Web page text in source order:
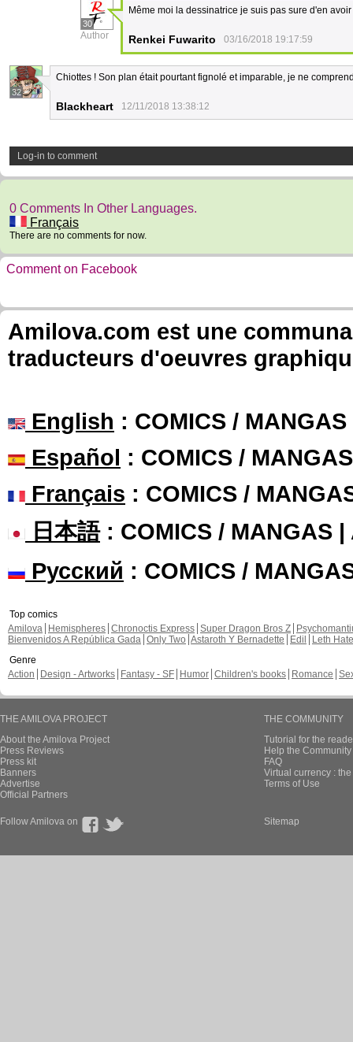
30
Author
Même moi la dessinatrice je suis pas sure d'en
Renkei Fuwarito 03/16/2018 19:17:59
32
Chiottes ! Son plan était pourtant fignolé et imparable, je ne
Blackheart 12/11/2018 13:38:12
Log-in to comment
0 Comments In Other Languages.
Français
There are no comments for now.
Comment on Facebook
Amilova.com est une
traducteurs d'oeuvres
English : COMICS /
Español : COMICS /
Français : COMICS /
日本語: COMICS / MANGAS |
Русский : COMICS /
Top comics
Amilova
Hemispheres Chronoctis Express Super Dragon Bros Z
Bienvenidos A República Gada Only Two Astaroth Y Bernadette Edil
Leth Hate
Genre
Action
Design - Artworks Fantasy - SF Humor Children's books Romance
THE AMILOVA PROJECT
About the Amilova Project
Press Reviews
Press kit
Banners
Advertise
Official Partners
THE COMMUNITY
Tutorial for the
Help the
FAQ
Virtual currency :
Terms of Use
Follow Amilova on Sitemap